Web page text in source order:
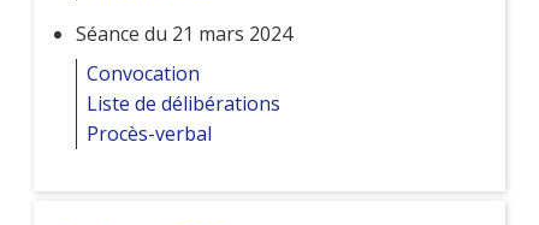
Séance du 21 mars 2024
Convocation
Liste de délibérations
Procès-verbal